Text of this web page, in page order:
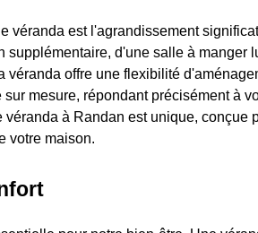
véranda est l'agrandissement
supplémentaire, d'une salle à manger
véranda offre une flexibilité
mesure, répondant précisément à
à Randan est unique, conçue
votre maison.